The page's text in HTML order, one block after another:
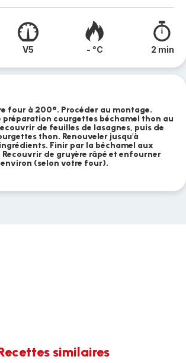
V5 - °C 2 min
four à 200°. Procéder au montage.
préparation courgettes béchamel thon au
de feuilles de lasagnes, puis de
thon. Renouveler jusqu'à
Finir par la béchamel aux
de gruyère râpé et enfourner
(selon votre four).
similaires